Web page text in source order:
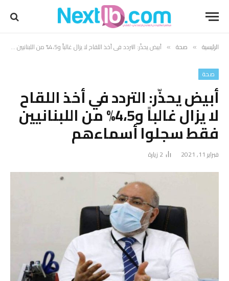
الرئيسية » صحة » أبيض يحذّر: التردد في أخذ اللقاح لا يزال غالباً و4،5% من اللبنانيين فقط سجلوا أسماءهم
صحة
أبيض يحذّر: التردد في أخذ اللقاح
لا يزال غالباً و4،5% من اللبنانيين
فقط سجلوا أسماءهم
فبراير 11, 2021 2 زيارة